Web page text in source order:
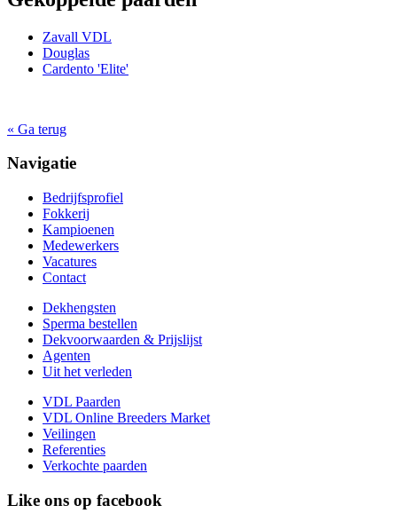
Zavall VDL
Douglas
Cardento 'Elite'
« Ga terug
Navigatie
Bedrijfsprofiel
Fokkerij
Kampioenen
Medewerkers
Vacatures
Contact
Dekhengsten
Sperma bestellen
Dekvoorwaarden & Prijslijst
Agenten
Uit het verleden
VDL Paarden
VDL Online Breeders Market
Veilingen
Referenties
Verkochte paarden
Like ons op facebook